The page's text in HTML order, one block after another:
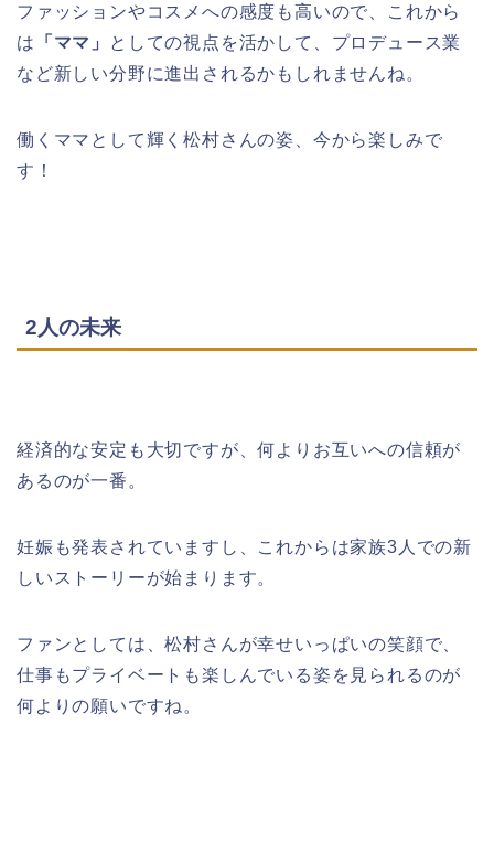
ファッションやコスメへの感度も高いので、これから
は
「ママ」
としての視点を活かして、プロデュース業
など新しい分野に進出されるかもしれませんね。
働くママとして輝く松村さんの姿、今から楽しみで
す！
2人の未来
経済的な安定も大切ですが、何よりお互いへの信頼が
あるのが一番。
妊娠も発表されていますし、これからは家族3人での新
しいストーリーが始まります。
ファンとしては、松村さんが幸せいっぱいの笑顔で、
仕事もプライベートも楽しんでいる姿を見られるのが
何よりの願いですね。